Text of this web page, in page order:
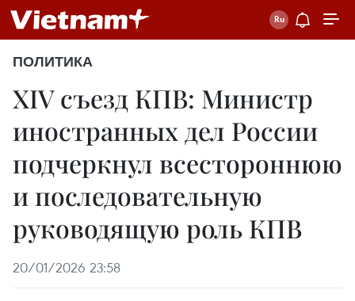
ПОЛИТИКА
XIV съезд КПВ: Министр
иностранных дел России
подчеркнул всестороннюю
и последовательную
руководящую роль КПВ
20/01/2026 23:58